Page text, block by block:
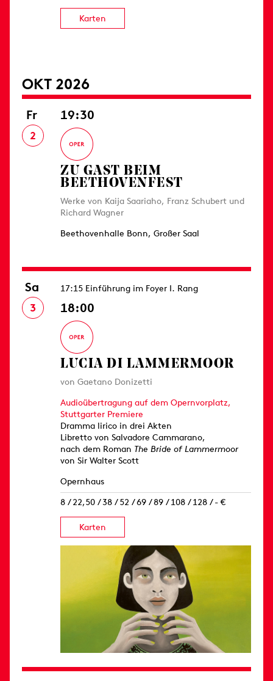
Karten
OKT 2026
Fr
2
19:30
ZU GAST BEIM
BEETHOVENFEST
Werke von Kaija Saariaho, Franz Schubert und
Richard Wagner
Beethovenhalle Bonn, Großer Saal
Sa
3
17:15 Einführung im Foyer I. Rang
18:00
LUCIA DI LAMMERMOOR
von Gaetano Donizetti
Audioübertragung auf dem Opernvorplatz,
Stuttgarter Premiere
Dramma lirico in drei Akten
Libretto von Salvadore Cammarano,
nach dem Roman The Bride of Lammermoor
von Sir Walter Scott
Opernhaus
8 / 22,50 / 38 / 52 / 69 / 89 / 108 / 128 / - €
Karten